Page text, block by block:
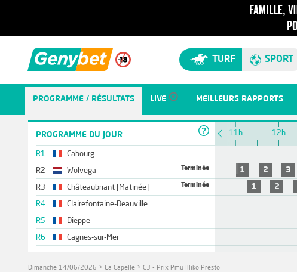
TURF SPORT
PROGRAMME / RÉSULTATS LIVE MEILLEURS RAPPORTS
PROGRAMME DU JOUR
R1 Cabourg
R2 Wolvega Terminée
R3 Châteaubriant [Matinée] Terminée
R4 Clairefontaine-Deauville
R5 Dieppe
R6 Cagnes-sur-Mer
10h 11h 12h
1
2 3
1
2
Dimanche 14/06/2026 > La Capelle > C3 - Prix Pmu Illiko Presto